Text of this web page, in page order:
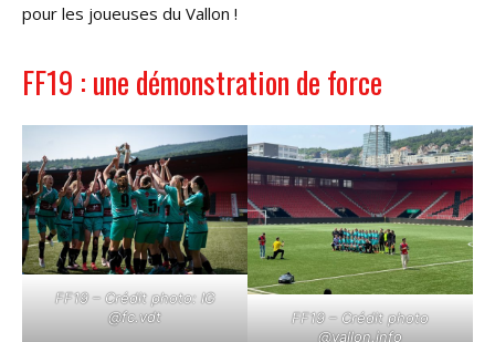
pour les joueuses du Vallon !
FF19 : une démonstration de force
FF19 – Crédit photo: IG
@fc.vdt
FF19 – Crédit photo
@vallon.info